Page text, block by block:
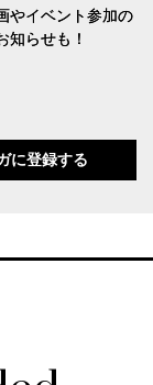
やイベント参加の
知らせも！
に登録する